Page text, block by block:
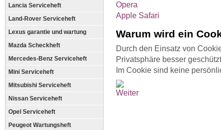
Lancia Serviceheft
Land-Rover Serviceheft
Lexus garantie und wartung
Mazda Scheckheft
Mercedes-Benz Serviceheft
Mini Serviceheft
Mitsubishi Serviceheft
Nissan Serviceheft
Opel Serviceheft
Peugeot Wartungsheft
Opera
Apple Safari
Warum wird ein
Durch den Einsatz von
Privatsphäre besser
Im Cookie sind keine